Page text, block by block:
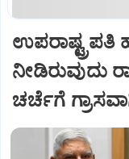
ಉಪರಾಷ್ಟ್ರಪತಿ
ನೀಡಿರುವುದು
ಚರ್ಚೆಗೆ